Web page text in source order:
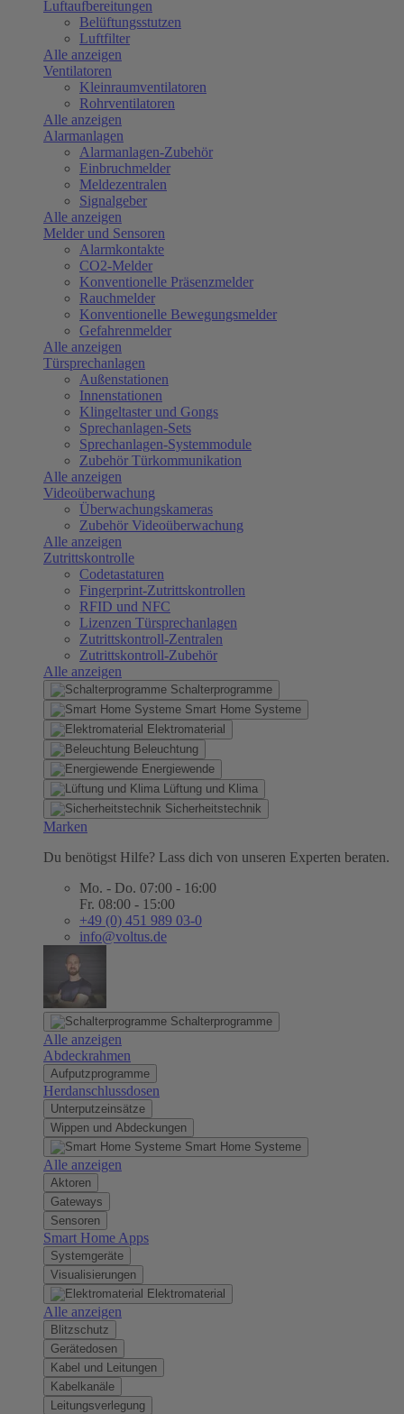
Luftaufbereitungen
Belüftungsstutzen
Luftfilter
Alle anzeigen
Ventilatoren
Kleinraumventilatoren
Rohrventilatoren
Alle anzeigen
Alarmanlagen
Alarmanlagen-Zubehör
Einbruchmelder
Meldezentralen
Signalgeber
Alle anzeigen
Melder und Sensoren
Alarmkontakte
CO2-Melder
Konventionelle Präsenzmelder
Rauchmelder
Konventionelle Bewegungsmelder
Gefahrenmelder
Alle anzeigen
Türsprechanlagen
Außenstationen
Innenstationen
Klingeltaster und Gongs
Sprechanlagen-Sets
Sprechanlagen-Systemmodule
Zubehör Türkommunikation
Alle anzeigen
Videoüberwachung
Überwachungskameras
Zubehör Videoüberwachung
Alle anzeigen
Zutrittskontrolle
Codetastaturen
Fingerprint-Zutrittskontrollen
RFID und NFC
Lizenzen Türsprechanlagen
Zutrittskontroll-Zentralen
Zutrittskontroll-Zubehör
Alle anzeigen
Schalterprogramme
Smart Home Systeme
Elektromaterial
Beleuchtung
Energiewende
Lüftung und Klima
Sicherheitstechnik
Marken
Du benötigst Hilfe? Lass dich von unseren Experten beraten.
Mo. - Do. 07:00 - 16:00
Fr. 08:00 - 15:00
+49 (0) 451 989 03-0
info@voltus.de
Schalterprogramme
Alle anzeigen
Abdeckrahmen
Aufputzprogramme
Herdanschlussdosen
Unterputzeinsätze
Wippen und Abdeckungen
Smart Home Systeme
Alle anzeigen
Aktoren
Gateways
Sensoren
Smart Home Apps
Systemgeräte
Visualisierungen
Elektromaterial
Alle anzeigen
Blitzschutz
Gerätedosen
Kabel und Leitungen
Kabelkanäle
Leitungsverlegung